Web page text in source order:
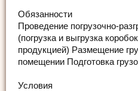
Обязанности
Проведение погрузочно-
(погрузка и выгрузка
продукцией) Размещение
помещении Подготовка
Условия